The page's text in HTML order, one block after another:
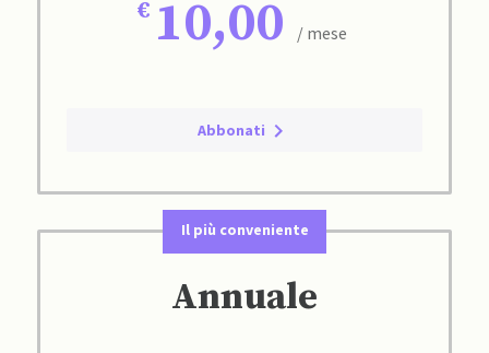
10,00 / mese
Abbonati
Il più conveniente
Annuale